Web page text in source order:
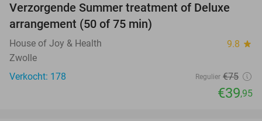
47%
Verzorgende Summer treatment of Deluxe
arrangement (50 of 75 min)
House of Joy & Health 9.8 star
Zwolle
Verkocht: 178
Regulier €75
€39,95